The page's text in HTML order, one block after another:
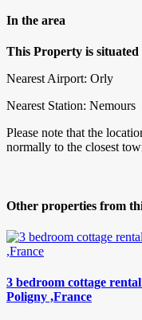
In the area
This Property is
Nearest Airport: Orly
Nearest Station: Nemours
Please note that the
normally to the closest
Other properties from
3 bedroom cottage
Poligny ,France